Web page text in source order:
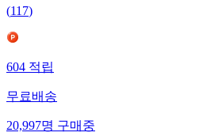
(117)
604적립
무료배송
20,997명구매중